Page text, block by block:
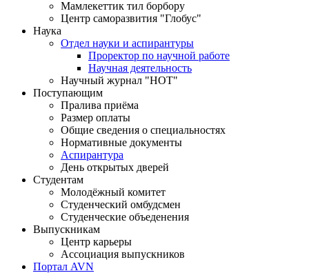
Мамлекеттик тил борбору
Центр саморазвития "Глобус"
Наука
Отдел науки и аспирантуры
Проректор по научной работе
Научная деятельность
Научный журнал "НОТ"
Поступающим
Пралива приёма
Размер оплаты
Общие сведения о специальностях
Нормативные документы
Аспирантура
День открытых дверей
Студентам
Молодёжный комитет
Студенческий омбудсмен
Студенческие объеденения
Выпускникам
Центр карьеры
Ассоциация выпускников
Портал AVN